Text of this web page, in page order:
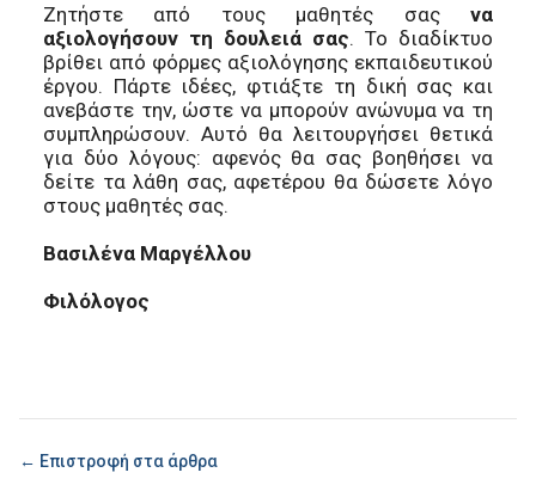
Ζητήστε από τους μαθητές σας να
αξιολογήσουν τη δουλειά σας. Το διαδίκτυο
βρίθει από φόρμες αξιολόγησης εκπαιδευτικού
έργου. Πάρτε ιδέες, φτιάξτε τη δική σας και
ανεβάστε την, ώστε να μπορούν ανώνυμα να τη
συμπληρώσουν. Αυτό θα λειτουργήσει θετικά
για δύο λόγους: αφενός θα σας βοηθήσει να
δείτε τα λάθη σας, αφετέρου θα δώσετε λόγο
στους μαθητές σας.
Βασιλένα Μαργέλλου
Φιλόλογος
← Επιστροφή στα άρθρα